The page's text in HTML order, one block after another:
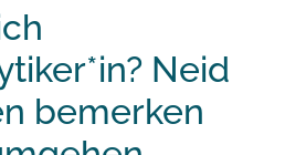
Neid
bemerken